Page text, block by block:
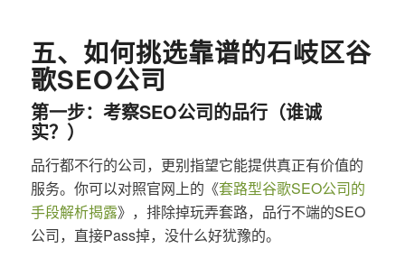
五、如何挑选靠谱的石岐区谷
歌SEO公司
第一步：考察SEO公司的品行（谁诚
实？）
品行都不行的公司，更别指望它能提供真正有价值的
服务。你可以对照官网上的《套路型谷歌SEO公司的
手段解析揭露》，排除掉玩弄套路，品行不端的SEO
公司，直接Pass掉，没什么好犹豫的。